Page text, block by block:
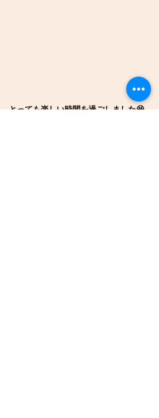
とっても楽しい時間を過ごしました😆